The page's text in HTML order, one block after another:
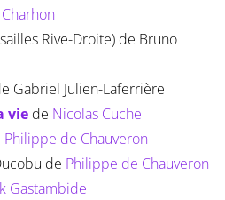
Rive-Droite) de Bruno
Gabriel Julien-Laferrière
viede Nicolas Cuche
Philippe de Chauveron
de Philippe de Chauveron
Gastambide